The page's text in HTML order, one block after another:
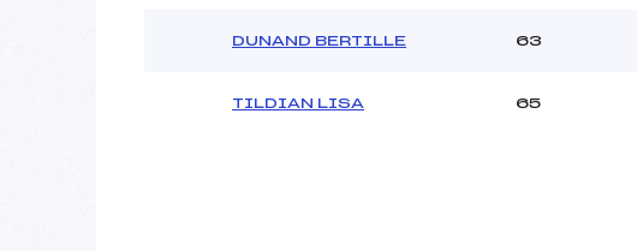
DUNAND BERTILLE 63
TILDIAN LISA 65